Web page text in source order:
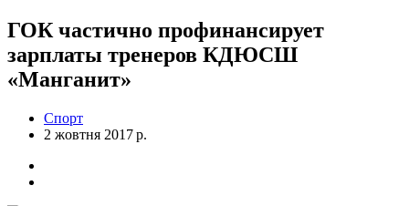
ГОК частично профинансирует
зарплаты тренеров КДЮСШ
«Манганит»
Спорт
2 жовтня 2017 р.